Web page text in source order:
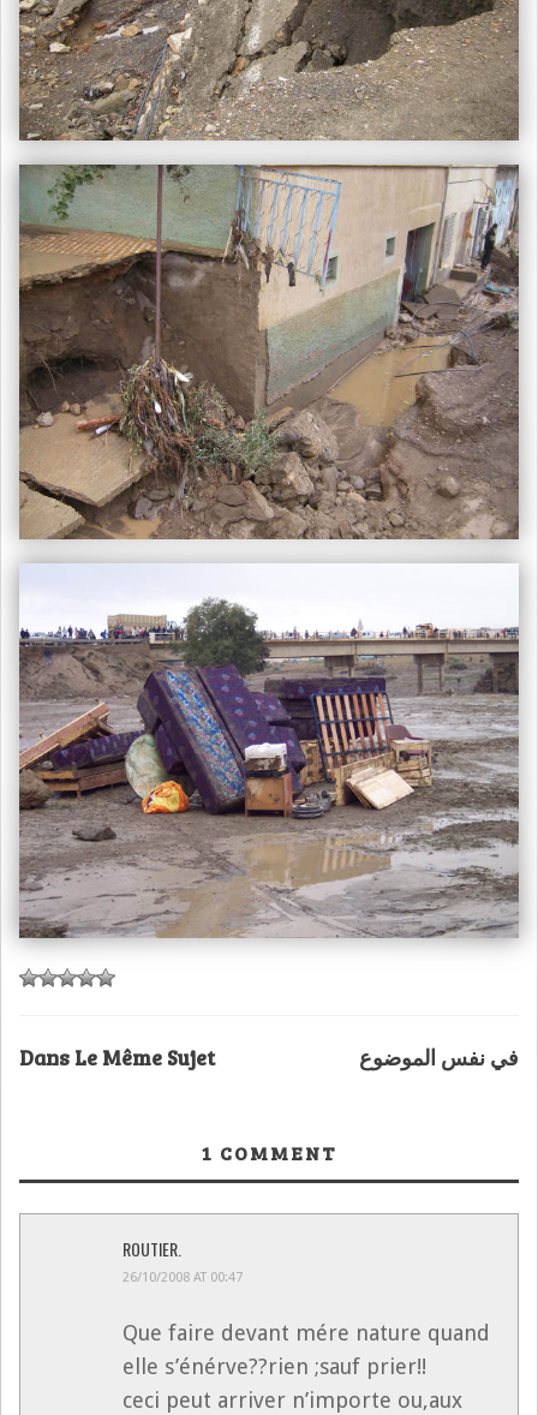
Dans Le Même Sujet في نفس الموضوع
1 COMMENT
ROUTIER.
26/10/2008 AT 00:47
Que faire devant mére nature quand
elle s’énérve??rien ;sauf prier!!
ceci peut arriver n’importe ou,aux